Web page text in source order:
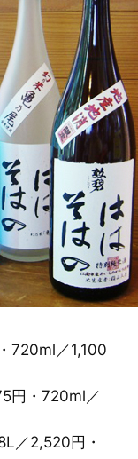
720ml／1,100
円・720ml／
／2,520円・